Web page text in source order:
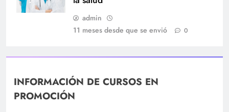
admin
11 meses desde que se envió
0
INFORMACIÓN DE CURSOS EN
PROMOCIÓN